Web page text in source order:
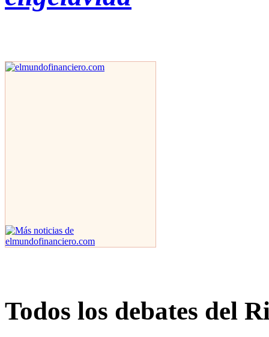
Todos los debates del